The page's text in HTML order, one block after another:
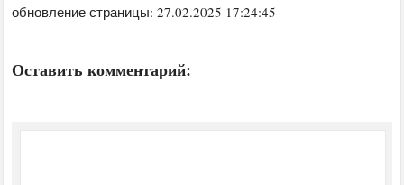
обновление страницы: 27.02.2025 17:24:45
Оставить комментарий: